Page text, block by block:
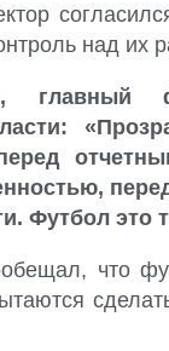
над их
главный
Футбол это
что